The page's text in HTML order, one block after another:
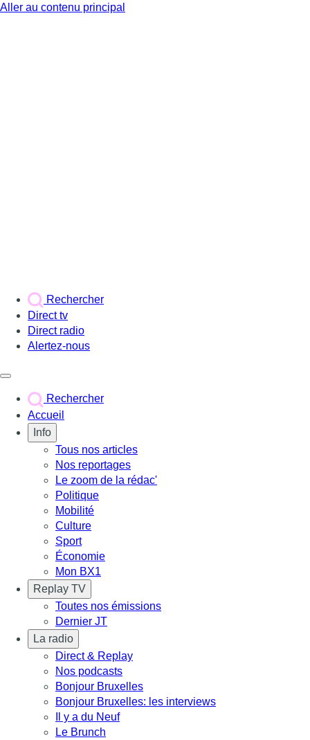
Aller au contenu principal
Rechercher
Direct tv
Direct radio
Alertez-nous
Rechercher
Accueil
Info
Tous nos articles
Nos reportages
Le zoom de la rédac'
Politique
Mobilité
Culture
Sport
Économie
Mon BX1
Replay TV
Toutes nos émissions
Dernier JT
La radio
Direct & Replay
Nos podcasts
Bonjour Bruxelles
Bonjour Bruxelles: les interviews
Il y a du Neuf
Le Brunch